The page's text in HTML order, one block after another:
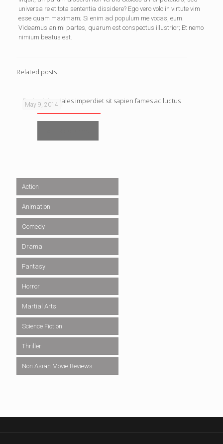
universa re et tota sententia dissidere? Ego vero volo in virtute vim
esse quam maximam; Si enim ad populum me vocas, eum.
Videamus animi partes, quarum est conspectus illustrior; Et nemo
nimium beatus est.
Related posts
May 9, 2014
Proin dui sodales imperdiet sit sapien fames ac luctus
Action
Animation
Comedy
Drama
Fantasy
Horror
Martial Arts
Science Fiction
Thriller
Non Asian Movie Reviews